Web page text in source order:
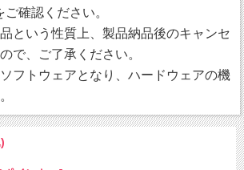
確認ください。
という性質上、製品納品後のキャンセ
で、ご了承ください。
フトウェアとなり、ハードウェアの機